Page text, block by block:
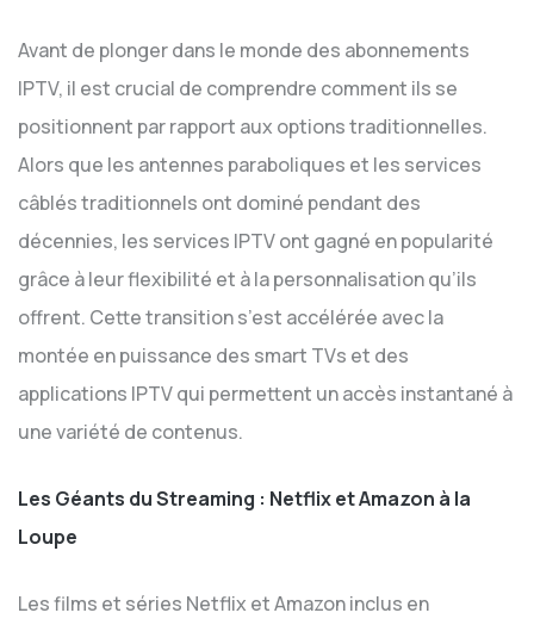
Avant de plonger dans le monde des abonnements
IPTV, il est crucial de comprendre comment ils se
positionnent par rapport aux options traditionnelles.
Alors que les antennes paraboliques et les services
câblés traditionnels ont dominé pendant des
décennies, les services IPTV ont gagné en popularité
grâce à leur flexibilité et à la personnalisation qu’ils
offrent. Cette transition s’est accélérée avec la
montée en puissance des smart TVs et des
applications IPTV qui permettent un accès instantané à
une variété de contenus.
Les Géants du Streaming : Netflix et Amazon à la
Loupe
Les films et séries Netflix et Amazon inclus en